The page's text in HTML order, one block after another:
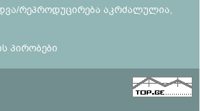
რეპროდუცირება აკრძალულია,
პირობები